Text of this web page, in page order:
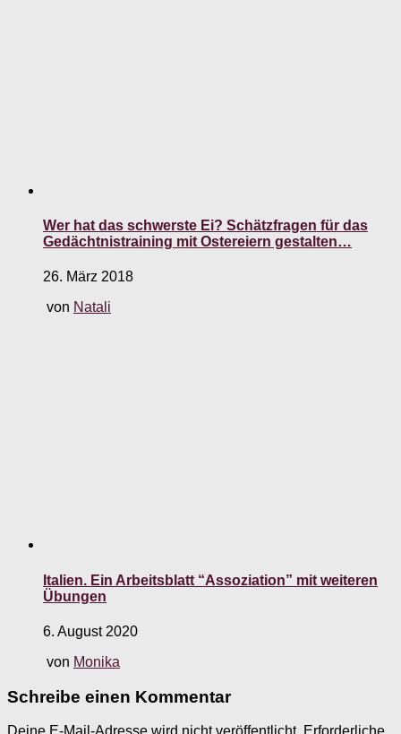
Wer hat das schwerste Ei? Schätzfragen für das
Gedächtnistraining mit Ostereiern gestalten…
26. März 2018
von Natali
Italien. Ein Arbeitsblatt “Assoziation” mit weiteren
Übungen
6. August 2020
von Monika
Schreibe einen Kommentar